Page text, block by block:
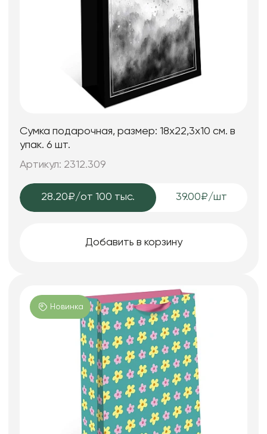
Сумка подарочная, размер: 18х22,3х10 см. в
упак. 6 шт.
Артикул: 2312.309
28.20₽/от 100 тыс. 39.00₽/шт
Добавить в корзину
Новинка